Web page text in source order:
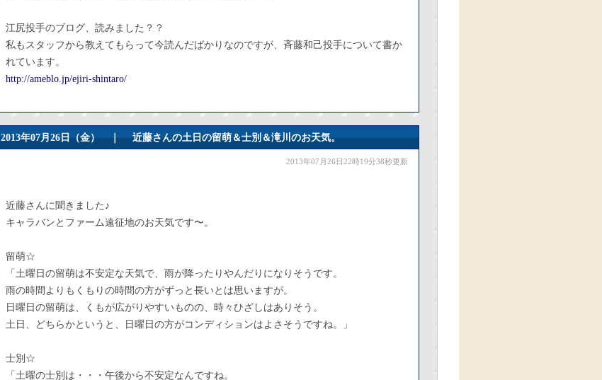
江尻投手のブログ、読みました？？
私もスタッフから教えてもらって今読んだばかりなのですが、斉藤和己投手について書か
れています。
http://ameblo.jp/ejiri-shintaro/
2013年07月26日（金） ｜近藤さんの土日の留萌＆士別＆滝川のお天気。
2013年07月26日22時19分38秒更新
近藤さんに聞きました♪
キャラバンとファーム遠征地のお天気です〜。
留萌☆
「土曜日の留萌は不安定な天気で、雨が降ったりやんだりになりそうです。
雨の時間よりもくもりの時間の方がずっと長いとは思いますが。
日曜日の留萌は、くもが広がりやすいものの、時々ひざしはありそう。
土日、どちらかというと、日曜日の方がコンディションはよさそうですね。」
士別☆
「土曜の士別は・・・午後から不安定なんですね。